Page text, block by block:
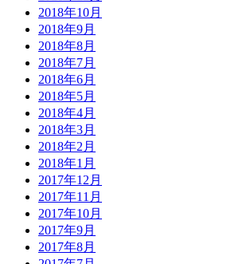
2018年10月
2018年9月
2018年8月
2018年7月
2018年6月
2018年5月
2018年4月
2018年3月
2018年2月
2018年1月
2017年12月
2017年11月
2017年10月
2017年9月
2017年8月